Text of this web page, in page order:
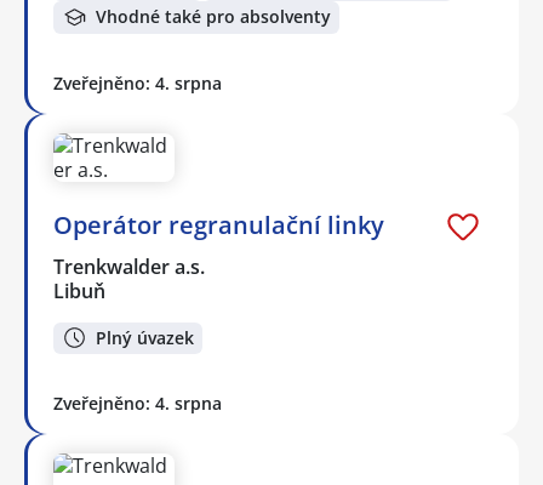
Vhodné také pro absolventy
Zveřejněno: 4. srpna
Operátor regranulační linky
Trenkwalder a.s.
Libuň
Plný úvazek
Zveřejněno: 4. srpna